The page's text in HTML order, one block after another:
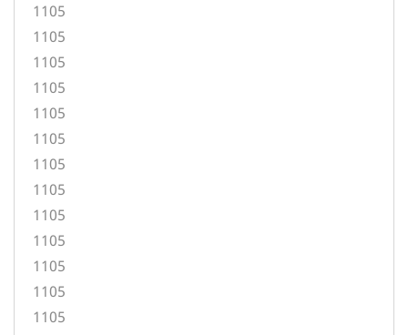
1105
1105
1105
1105
1105
1105
1105
1105
1105
1105
1105
1105
1105